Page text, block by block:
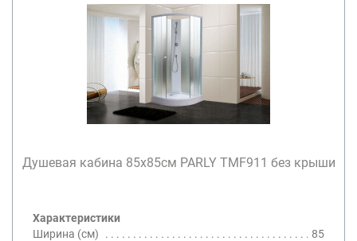
Душевая кабина 85х85см PARLY TMF911 без крыши
Характеристики
Ширина (см)
85